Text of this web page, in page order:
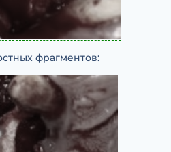
фрагментов: